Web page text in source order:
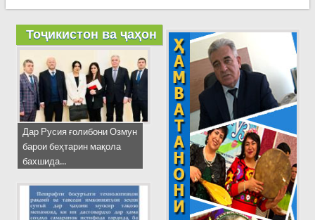
Тоҷикистон ва ҷаҳон
Дар Русия ғолибони Озмун
барои беҳтарин мақола
бахшида...